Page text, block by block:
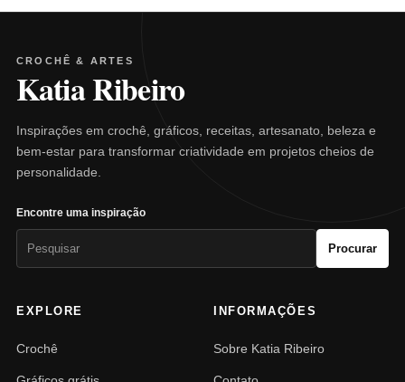
CROCHÊ & ARTES
Katia Ribeiro
Inspirações em crochê, gráficos, receitas, artesanato, beleza e
bem-estar para transformar criatividade em projetos cheios de
personalidade.
Encontre uma inspiração
Procurar
EXPLORE
Crochê
INFORMAÇÕES
Sobre Katia Ribeiro